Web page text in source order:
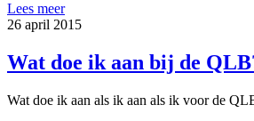
Lees meer
26 april 2015
Wat doe ik aan bij de
Wat doe ik aan als ik aan als ik voor de